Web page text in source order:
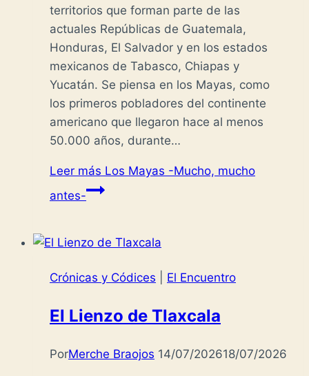
territorios que forman parte de las
actuales Repúblicas de Guatemala,
Honduras, El Salvador y en los estados
mexicanos de Tabasco, Chiapas y
Yucatán. Se piensa en los Mayas, como
los primeros pobladores del continente
americano que llegaron hace al menos
50.000 años, durante…
Leer más Los Mayas -Mucho, mucho
antes-
Crónicas y Códices El Encuentro
El Lienzo de Tlaxcala
PorMerche Braojos 14/07/202618/07/2026